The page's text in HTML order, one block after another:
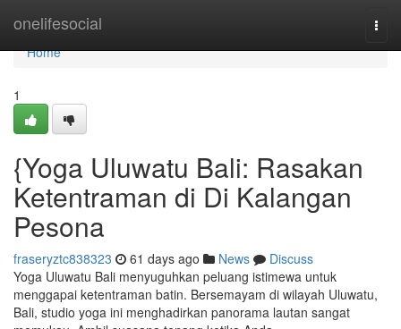
onelifesocial
Home
Home
1
{Yoga Uluwatu Bali: Rasakan
Ketentraman di Di Kalangan
Pesona
fraseryztc838323 61 days ago News
Discuss
Yoga Uluwatu Bali menyuguhkan peluang istimewa untuk
menggapai ketentraman batin. Bersemayam di wilayah Uluwatu,
Bali, studio yoga ini menghadirkan panorama lautan sangat